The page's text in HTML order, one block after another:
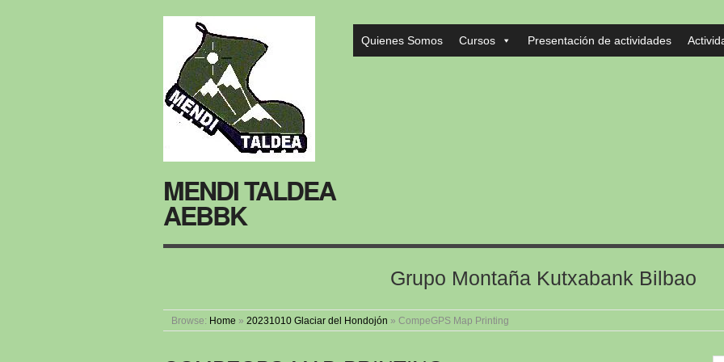
MENDI TALDEA
AEBBK
Quienes Somos Cursos Presentación de actividades
Grupo Montaña Kutxabank Bilbao
Browse: Home » 20231010 Glaciar del Hondojón » CompeGPS Map Printing